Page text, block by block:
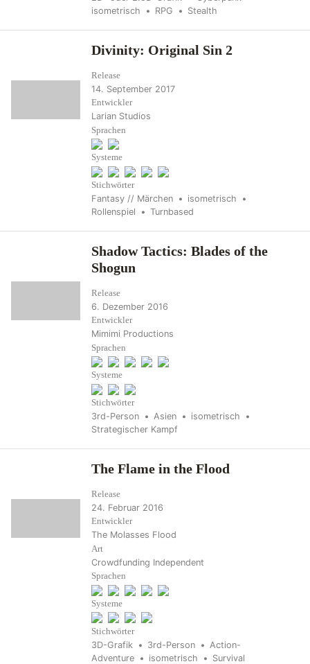
isometrisch
RPG Stealth
Divinity: Original Sin 2
Release
14. September 2017
Entwickler
Larian Studios
Sprachen
Systeme
Stichwörter
Fantasy // Märchen
isometrisch
Rollenspiel
Turnbased
Shadow Tactics: Blades of the
Shogun
Release
6. Dezember 2016
Entwickler
Mimimi Productions
Sprachen
Systeme
Stichwörter
3rd-Person Asien
isometrisch
Strategischer Kampf
The Flame in the Flood
Release
24. Februar 2016
Entwickler
The Molasses Flood
Art
Crowdfunding Independent
Sprachen
Systeme
Stichwörter
3D-Grafik 3rd-Person
Action-
Adventure
isometrisch Survival